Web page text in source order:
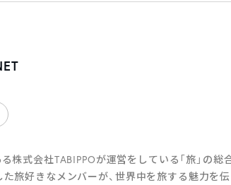
株式会社TABIPPOが運営をしている「旅」の総
旅好きなメンバーが、世界中を旅する魅力を